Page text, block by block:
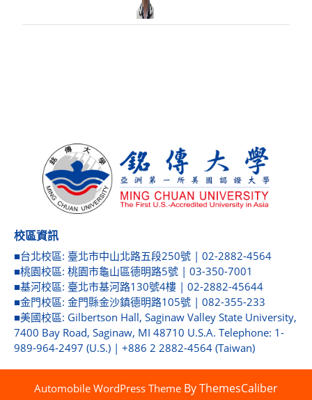
校區資訊
■台北校區: 臺北市中山北路五段250號 | 02-2882-4564
■桃園校區: 桃園市龜山區德明路5號 | 03-350-7001
■基河校區: 臺北市基河路130號4樓 | 02-2882-45644
■金門校區: 金門縣金沙鎮德明路105號 | 082-355-233
■美國校區: Gilbertson Hall, Saginaw Valley State University,
7400 Bay Road, Saginaw, MI 48710 U.S.A. Telephone: 1-
989-964-2497 (U.S.) | +886 2 2882-4564 (Taiwan)
Automobile WordPress Theme By ThemesCaliber